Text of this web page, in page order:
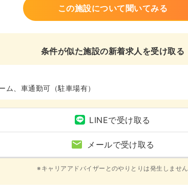
この施設について聞いてみる
条件が似た施設の新着求人を受け取る
ム、車通勤可（駐車場有）
LINEで受け取る
メールで受け取る
※キャリアアドバイザーとのやりとりは発生しません